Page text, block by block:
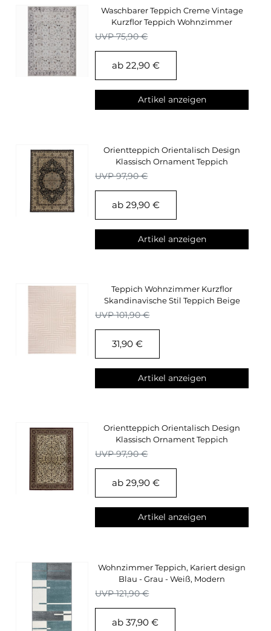
Waschbarer Teppich Creme Vintage
Kurzflor Teppich Wohnzimmer
Oriental Design
UVP 75,90 €
ab 22,90 €
Artikel anzeigen
Orientteppich Orientalisch Design
Klassisch Ornament Teppich
Wohnzimmer Schwarz
UVP 97,90 €
ab 29,90 €
Artikel anzeigen
Teppich Wohnzimmer Kurzflor
Skandinavische Stil Teppich Beige
Einfarbig 3D Optik
UVP 101,90 €
31,90 €
Artikel anzeigen
Orientteppich Orientalisch Design
Klassisch Ornament Teppich
Wohnzimmer Creme
UVP 97,90 €
ab 29,90 €
Artikel anzeigen
Wohnzimmer Teppich, Kariert design
Blau - Grau - Weiß, Modern
Konturenschnitt
UVP 121,90 €
ab 37,90 €